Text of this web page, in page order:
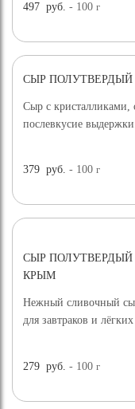
497 руб. - 100г
ХИТ ПРОДАЖ
СЫР ПОЛУТВЕРДЫЙ
Сыр с кристалликами,
послевкусие выдержки.
379 руб. - 100г
СЫР ПОЛУТВЕРДЫЙ
КРЫМ
Нежный сливочный
для завтраков и
279 руб. - 100г